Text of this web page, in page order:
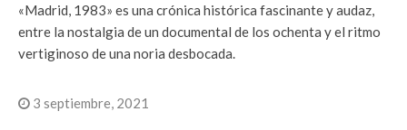
«Madrid, 1983» es una crónica histórica fascinante y audaz,
entre la nostalgia de un documental de los ochenta y el ritmo
vertiginoso de una noria desbocada.
3 septiembre, 2021